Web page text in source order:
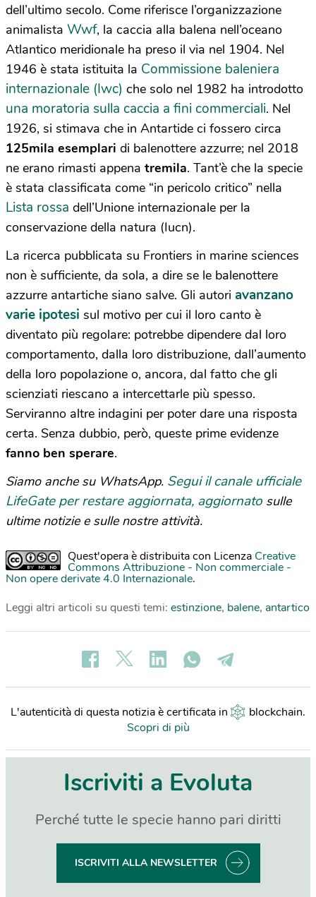
dell’ultimo secolo. Come riferisce l’organizzazione
animalista Wwf, la caccia alla balena nell’oceano
Atlantico meridionale ha preso il via nel 1904. Nel
1946 è stata istituita la Commissione baleniera
internazionale (Iwc) che solo nel 1982 ha introdotto
una moratoria sulla caccia a fini commerciali. Nel
1926, si stimava che in Antartide ci fossero circa
125mila esemplari di balenottere azzurre; nel 2018
ne erano rimasti appena tremila. Tant’è che la specie
è stata classificata come “in pericolo critico” nella
Lista rossa dell’Unione internazionale per la
conservazione della natura (Iucn).
La ricerca pubblicata su Frontiers in marine sciences
non è sufficiente, da sola, a dire se le balenottere
azzurre antartiche siano salve. Gli autori avanzano
varie ipotesi sul motivo per cui il loro canto è
diventato più regolare: potrebbe dipendere dal loro
comportamento, dalla loro distribuzione, dall’aumento
della loro popolazione o, ancora, dal fatto che gli
scienziati riescano a intercettarle più spesso.
Serviranno altre indagini per poter dare una risposta
certa. Senza dubbio, però, queste prime evidenze
fanno ben sperare.
Siamo anche su WhatsApp. Segui il canale ufficiale
LifeGate per restare aggiornata, aggiornato sulle
ultime notizie e sulle nostre attività.
Quest'opera è distribuita con Licenza Creative
Commons Attribuzione - Non commerciale -
Non opere derivate 4.0 Internazionale.
Leggi altri articoli su questi temi: estinzione, balene, antartico
L'autenticità di questa notizia è certificata in blockchain.
Scopri di più
Iscriviti a Evoluta
Perché tutte le specie hanno pari diritti
ISCRIVITI ALLA NEWSLETTER